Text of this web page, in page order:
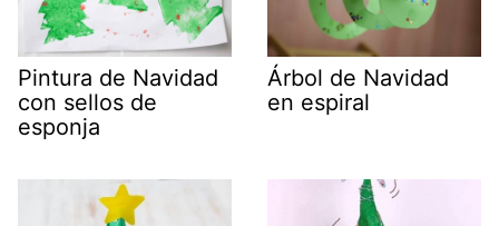
Pintura de Navidad
con sellos de
esponja
Árbol de Navidad
en espiral